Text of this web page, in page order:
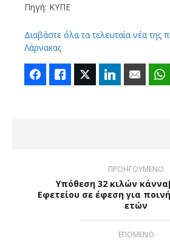
Πηγή: ΚΥΠΕ
Διαβάστε όλα τα τελευταία νέα της
Λάρνακας
FacebookLike Twitter LinkedIn Email
ΠΡΟΗΓΟΥΜΕΝΟ
Υπόθεση 32 κιλών
Εφετείου σε έφεση για
ετών
ΕΠΟΜΕΝΟ